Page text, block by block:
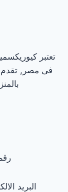
تعتبر
فى مصر, تقدم
البريد